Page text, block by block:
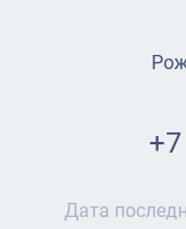
Дата